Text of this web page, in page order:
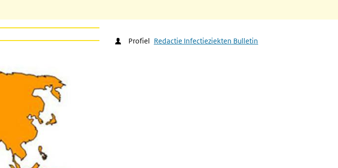
Profiel Redactie Infectieziekten Bulletin